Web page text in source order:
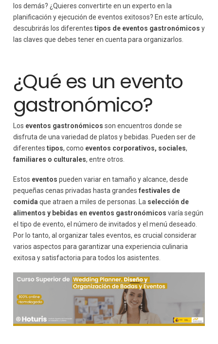
Cena de negocios
Cena de gala
¿Cómo organizar un evento gastronómico? Las claves
los demás? ¿Quieres convertirte en un experto en la
planificación y ejecución de eventos exitosos? En este artículo,
descubrirás los diferentes tipos de eventos gastronómicos y
las claves que debes tener en cuenta para organizarlos.
¿Qué es un evento
gastronómico?
Los eventos gastronómicos son encuentros donde se
disfruta de una variedad de platos y bebidas. Pueden ser de
diferentes tipos, como eventos corporativos, sociales,
familiares o culturales, entre otros.
Estos eventos pueden variar en tamaño y alcance, desde
pequeñas cenas privadas hasta grandes festivales de
comida que atraen a miles de personas. La selección de
alimentos y bebidas en eventos gastronómicos varía según
el tipo de evento, el número de invitados y el menú deseado.
Por lo tanto, al organizar tales eventos, es crucial considerar
varios aspectos para garantizar una experiencia culinaria
exitosa y satisfactoria para todos los asistentes.